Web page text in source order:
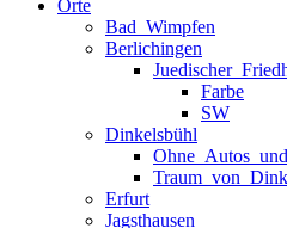
Orte
Bad_Wimpfen
Berlichingen
Farbe
SW
Dinkelsbühl
Erfurt
Jagsthausen